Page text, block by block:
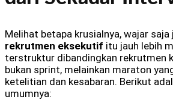
Melihat betapa krusialnya, wajar saja
rekrutmen eksekutif itu jauh lebih
terstruktur dibandingkan rekrutmen
bukan sprint, melainkan maraton
ketelitian dan kesabaran. Berikut
umumnya: